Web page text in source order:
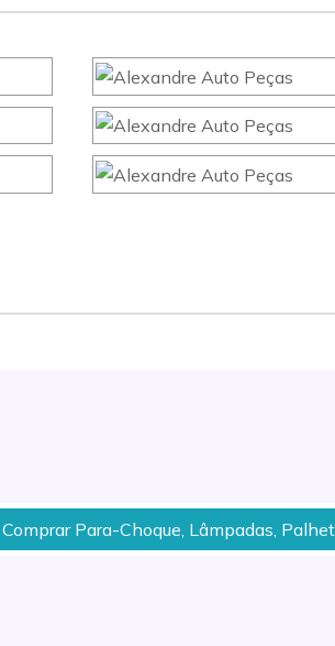
Para-Choque, Lâmpadas, Palheta,